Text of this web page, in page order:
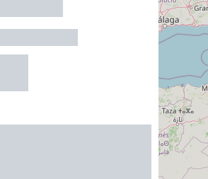
CHATEAU